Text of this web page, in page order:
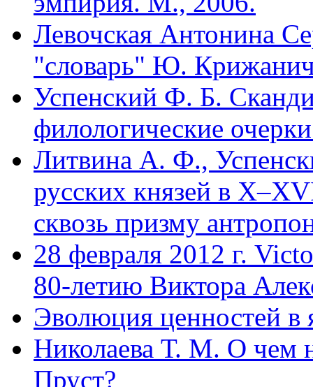
Левочская Антонина
"словарь" Ю.
Успенский Ф. Б.
филологические
Литвина А. Ф.,
русских князей в
сквозь призму
28 февраля 2012 г.
80-летию Виктора
Эволюция ценностей в
Николаева Т. М. О чем
Пруст?